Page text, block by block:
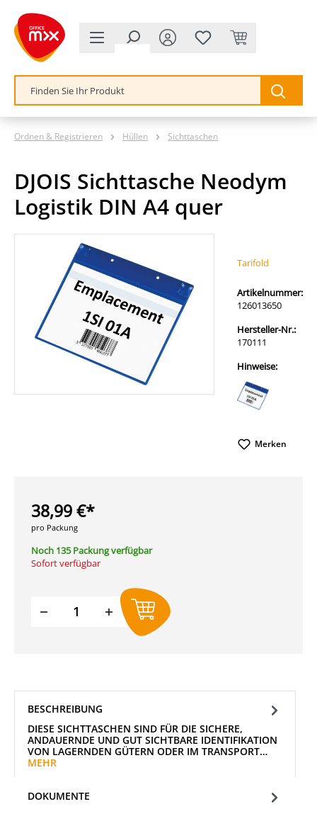
springen
Ordnen & Registrieren Hüllen Sichttaschen
DJOIS Sichttasche Neodym
Logistik DIN A4 quer
Tarifold
Artikelnummer:
126013650
Hersteller-Nr.:
170111
Hinweise:
Merken
38,99 €*
pro Packung
Noch 135 Packung verfügbar
Sofort verfügbar
Produkt Anzahl: Gib den
BESCHREIBUNG
DIESE SICHTTASCHEN SIND FÜR DIE SICHERE,
ANDAUERNDE UND GUT SICHTBARE IDENTIFIKATION
VON LAGERNDEN GÜTERN ODER IM TRANSPORT…
MEHR
DOKUMENTE